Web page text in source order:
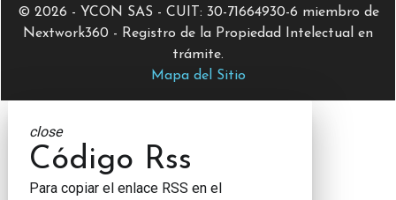
© 2026 - YCON SAS - CUIT: 30-71664930-6 miembro de
Nextwork360 - Registro de la Propiedad Intelectual en
trámite.
Mapa del Sitio
close
Código Rss
Para copiar el enlace RSS en el